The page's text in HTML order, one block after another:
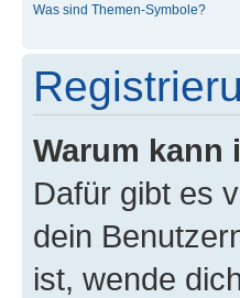
Was sind Themen-Symbole?
Warum kann
Dafür gibt es
dein
ist, wende